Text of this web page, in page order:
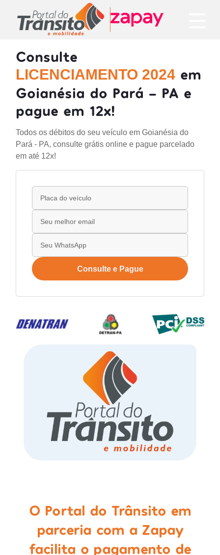
Consulte
LICENCIAMENTO 2024 em
Goianésia do Pará - PA e
pague em 12x!
Todos os débitos do seu veículo em Goianésia do
Pará - PA, consulte grátis online e pague parcelado
em até 12x!
Consulte e Pague
O Portal do Trânsito em
parceria com a Zapay
facilita o pagamento de